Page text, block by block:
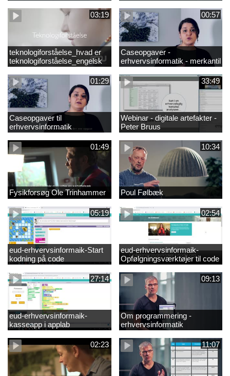
03:19
teknologiforståelse_hvad er
teknologiforståelse_engelsk
00:57
Caseopgaver -
erhvervsinformatik - merkantil
01:29
Caseopgaver til
erhvervsinformatik
33:49
Webinar - digitale artefakter -
Peter Bruus
01:49
Fysikforsøg Ole Trinhammer
10:34
Poul Følbæk
05:19
eud-erhvervsinformaik-Start
kodning på code
02:54
eud-erhvervsinformaik-
Opfølgningsværktøjer til code
27:14
eud-erhvervsinformaik-
kasseapp i applab
09:13
Om programmering -
erhvervsinformatik
02:23 11:07